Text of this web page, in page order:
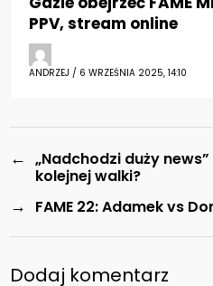
PPV, stream online
ANDRZEJ / 6 WRZEŚNIA 2025, 14:10
← „Nadchodzi duży
kolejnej walki?
→ FAME 22: Adamek vs
Dodaj komentarz